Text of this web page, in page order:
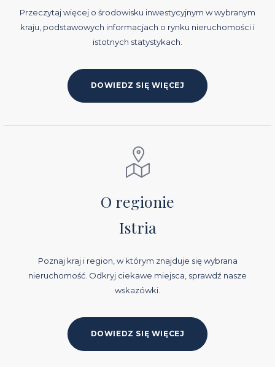
Przeczytaj więcej o środowisku inwestycyjnym w wybranym
kraju, podstawowych informacjach o rynku nieruchomości i
istotnych statystykach.
DOWIEDZ SIĘ WIĘCEJ
O regionie
Istria
Poznaj kraj i region, w którym znajduje się wybrana
nieruchomość. Odkryj ciekawe miejsca, sprawdź nasze
wskazówki.
DOWIEDZ SIĘ WIĘCEJ